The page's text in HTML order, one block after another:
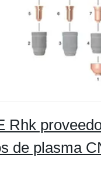
Rhk
de plasma